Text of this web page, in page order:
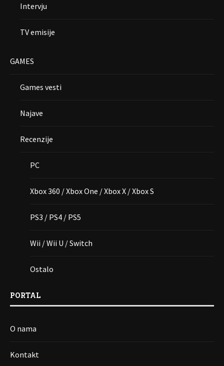
Intervju
TV emisije
GAMES
Games vesti
Najave
Recenzije
PC
Xbox 360 / Xbox One / Xbox X / Xbox S
PS3 / PS4 / PS5
Wii / Wii U / Switch
Ostalo
PORTAL
O nama
Kontakt